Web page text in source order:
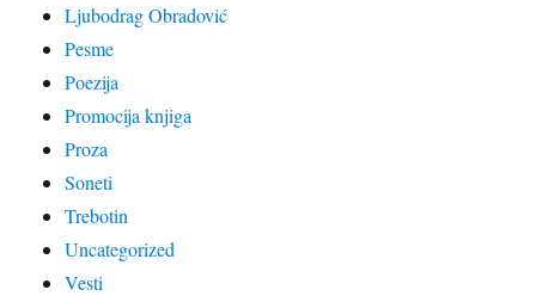
Ljubodrag Obradović
Pesme
Poezija
Promocija knjiga
Proza
Soneti
Trebotin
Uncategorized
Vesti